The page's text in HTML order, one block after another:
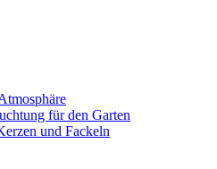
für den Garten
und Fackeln